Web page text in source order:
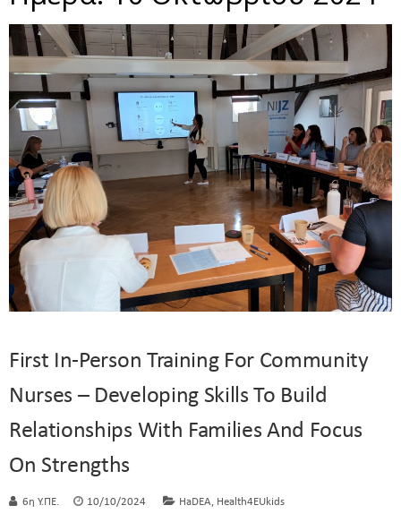
First In-Person Training For Community
Nurses – Developing Skills To Build
Relationships With Families And Focus
On Strengths
6η Υ.ΠΕ. 10/10/2024 HaDEA, Health4EUkids